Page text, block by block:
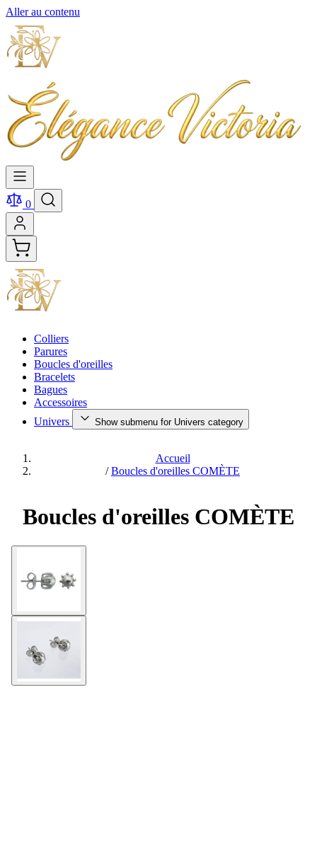
Aller au contenu
0
Colliers
Parures
Boucles d'oreilles
Bracelets
Bagues
Accessoires
Univers
Show submenu for Univers category
Accueil
/ Boucles d'oreilles COMÈTE
Boucles d'oreilles COMÈTE